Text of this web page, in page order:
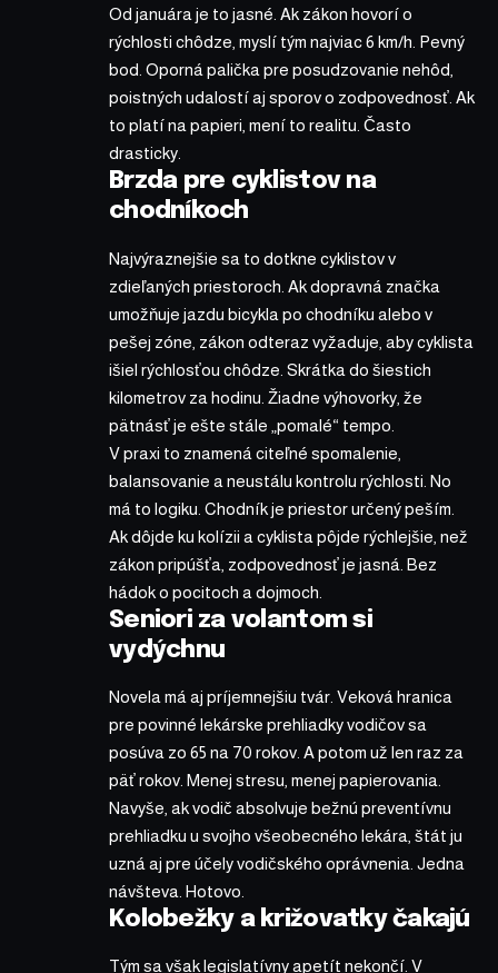
Od januára je to jasné. Ak zákon hovorí o
rýchlosti chôdze, myslí tým najviac 6 km/h. Pevný
bod. Oporná palička pre posudzovanie nehôd,
poistných udalostí aj sporov o zodpovednosť. Ak
to platí na papieri, mení to realitu. Často
drasticky.
Brzda pre cyklistov na
chodníkoch
Najvýraznejšie sa to dotkne cyklistov v
zdieľaných priestoroch. Ak dopravná značka
umožňuje jazdu bicykla po chodníku alebo v
pešej zóne, zákon odteraz vyžaduje, aby cyklista
išiel rýchlosťou chôdze. Skrátka do šiestich
kilometrov za hodinu. Žiadne výhovorky, že
pätnásť je ešte stále „pomalé“ tempo.
V praxi to znamená citeľné spomalenie,
balansovanie a neustálu kontrolu rýchlosti. No
má to logiku. Chodník je priestor určený peším.
Ak dôjde ku kolízii a cyklista pôjde rýchlejšie, než
zákon pripúšťa, zodpovednosť je jasná. Bez
hádok o pocitoch a dojmoch.
Seniori za volantom si
vydýchnu
Novela má aj príjemnejšiu tvár. Veková hranica
pre povinné lekárske prehliadky vodičov sa
posúva zo 65 na 70 rokov. A potom už len raz za
päť rokov. Menej stresu, menej papierovania.
Navyše, ak vodič absolvuje bežnú preventívnu
prehliadku u svojho všeobecného lekára, štát ju
uzná aj pre účely vodičského oprávnenia. Jedna
návšteva. Hotovo.
Kolobežky a križovatky čakajú
Tým sa však legislatívny apetít nekončí. V